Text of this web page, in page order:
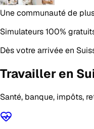
Une communauté de
Simulateurs 100%
Dès votre arrivée en
Travailler en
Santé, banque, impôts,